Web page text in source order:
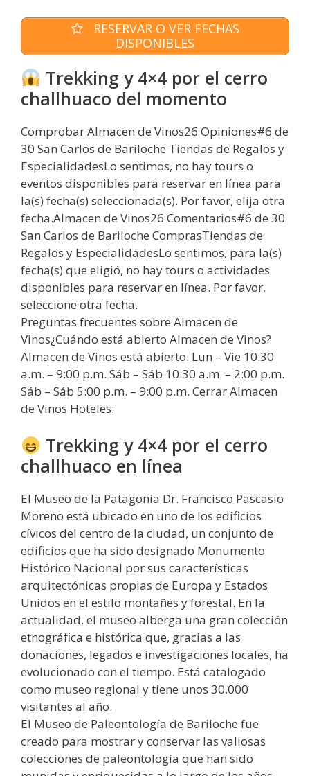
RESERVAR O VER FECHAS
DISPONIBLES
Trekking y 4×4 por el cerro
challhuaco del momento
Comprobar Almacen de Vinos26 Opiniones#6 de
30 San Carlos de Bariloche Tiendas de Regalos y
EspecialidadesLo sentimos, no hay tours o
eventos disponibles para reservar en línea para
la(s) fecha(s) seleccionada(s). Por favor, elija otra
fecha.Almacen de Vinos26 Comentarios#6 de 30
San Carlos de Bariloche ComprasTiendas de
Regalos y EspecialidadesLo sentimos, para la(s)
fecha(s) que eligió, no hay tours o actividades
disponibles para reservar en línea. Por favor,
seleccione otra fecha.
Preguntas frecuentes sobre Almacen de
Vinos¿Cuándo está abierto Almacen de Vinos?
Almacen de Vinos está abierto: Lun – Vie 10:30
a.m. – 9:00 p.m. Sáb – Sáb 10:30 a.m. – 2:00 p.m.
Sáb – Sáb 5:00 p.m. – 9:00 p.m. Cerrar Almacen
de Vinos Hoteles:
Trekking y 4×4 por el cerro
challhuaco en línea
El Museo de la Patagonia Dr. Francisco Pascasio
Moreno está ubicado en uno de los edificios
cívicos del centro de la ciudad, un conjunto de
edificios que ha sido designado Monumento
Histórico Nacional por sus características
arquitectónicas propias de Europa y Estados
Unidos en el estilo montañés y forestal. En la
actualidad, el museo alberga una gran colección
etnográfica e histórica que, gracias a las
donaciones, legados e investigaciones locales, ha
evolucionado con el tiempo. Está catalogado
como museo regional y tiene unos 30.000
visitantes al año.
El Museo de Paleontología de Bariloche fue
creado para mostrar y conservar las valiosas
colecciones de paleontología que han sido